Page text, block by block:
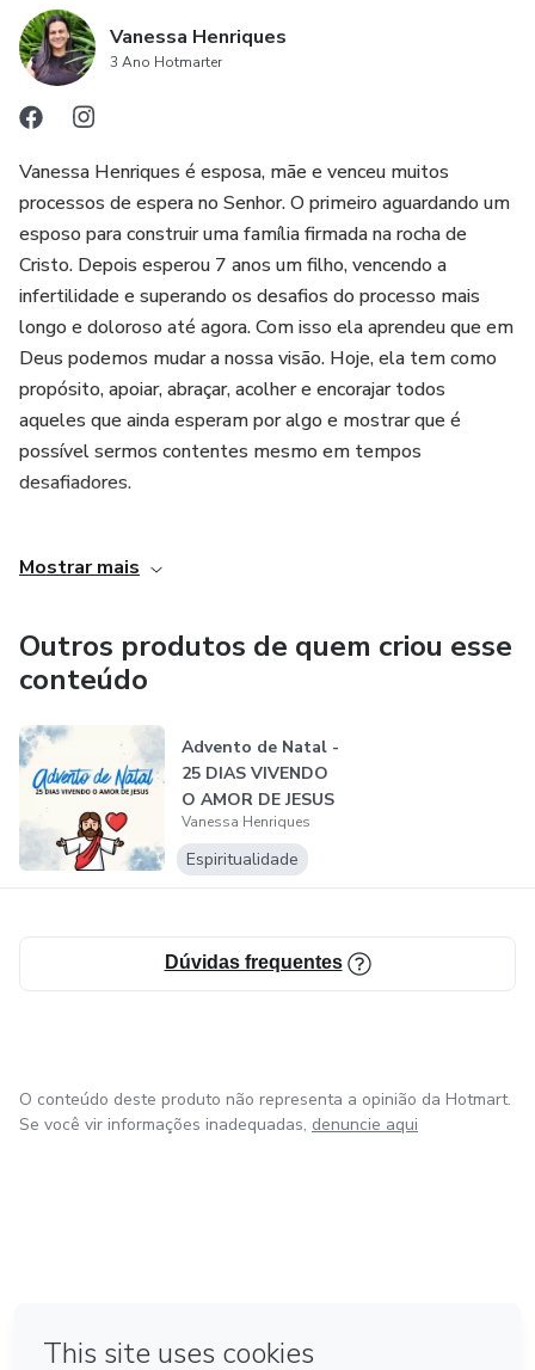
Vanessa Henriques
3 Ano Hotmarter
Vanessa Henriques é esposa, mãe e venceu muitos
processos de espera no Senhor. O primeiro aguardando um
esposo para construir uma família firmada na rocha de
Cristo. Depois esperou 7 anos um filho, vencendo a
infertilidade e superando os desafios do processo mais
longo e doloroso até agora. Com isso ela aprendeu que em
Deus podemos mudar a nossa visão. Hoje, ela tem como
propósito, apoiar, abraçar, acolher e encorajar todos
aqueles que ainda esperam por algo e mostrar que é
possível sermos contentes mesmo em tempos
desafiadores.
mais aguardada espera, a volta do nosso Senhor Jesus.
Maranatha!
Mostrar mais
Outros produtos de quem criou esse
conteúdo
Advento de Natal -
25 DIAS VIVENDO
O AMOR DE JESUS
Vanessa Henriques
Espiritualidade
Dúvidas frequentes
O conteúdo deste produto não representa a opinião da Hotmart.
Se você vir informações inadequadas, denuncie aqui
Feito com ❤ em Bogotá